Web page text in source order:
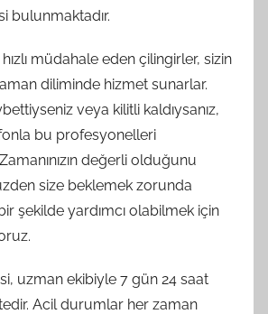
bulunmaktadır.
müdahale eden çilingirler, sizin
diliminde hizmet sunarlar.
veya kilitli kaldıysanız,
bu profesyonelleri
değerli olduğunu
size beklemek zorunda
şekilde yardımcı olabilmek için
uzman ekibiyle 7 gün 24 saat
Acil durumlar her zaman